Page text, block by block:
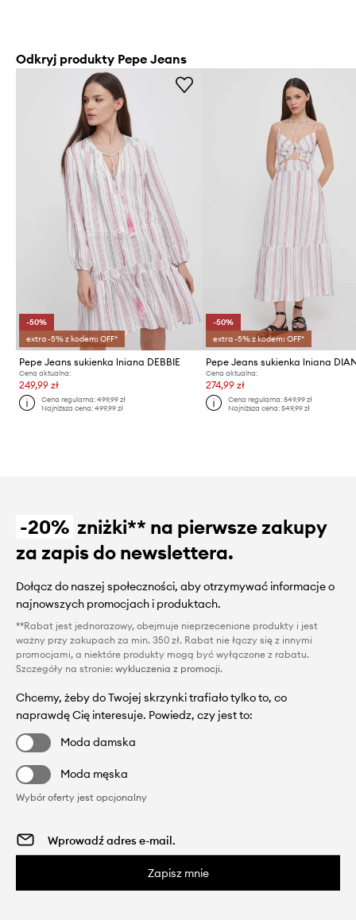
Odkryj produkty Pepe Jeans
-50%
extra -5% z kodem: OFF*
Pepe Jeans sukienka lniana DEBBIE
Cena aktualna:
249,99 zł
Cena regularna:499,99 zł
Najniższa cena:499,99 zł
-50%
extra -5% z kodem: OFF*
Pepe Jeans sukienka lniana
Cena aktualna:
274,99 zł
Cena regularna: 549,99 zł
Najniższa cena: 549,99 zł
-20% zniżki** na pierwsze zakupy
za zapis do newslettera.
Dołącz do naszej społeczności, aby otrzymywać informacje o
najnowszych promocjach i produktach.
**Rabat jest jednorazowy, obejmuje nieprzecenione produkty i jest
ważny przy zakupach za min. 350 zł. Rabat nie łączy się z innymi
promocjami, a niektóre produkty mogą być wyłączone z rabatu.
Szczegóły na stronie: wykluczenia z promocji.
Chcemy, żeby do Twojej skrzynki trafiało tylko to, co
naprawdę Cię interesuje. Powiedz, czy jest to:
Moda damska
Moda męska
Wybór oferty jest opcjonalny
Zapisz mnie